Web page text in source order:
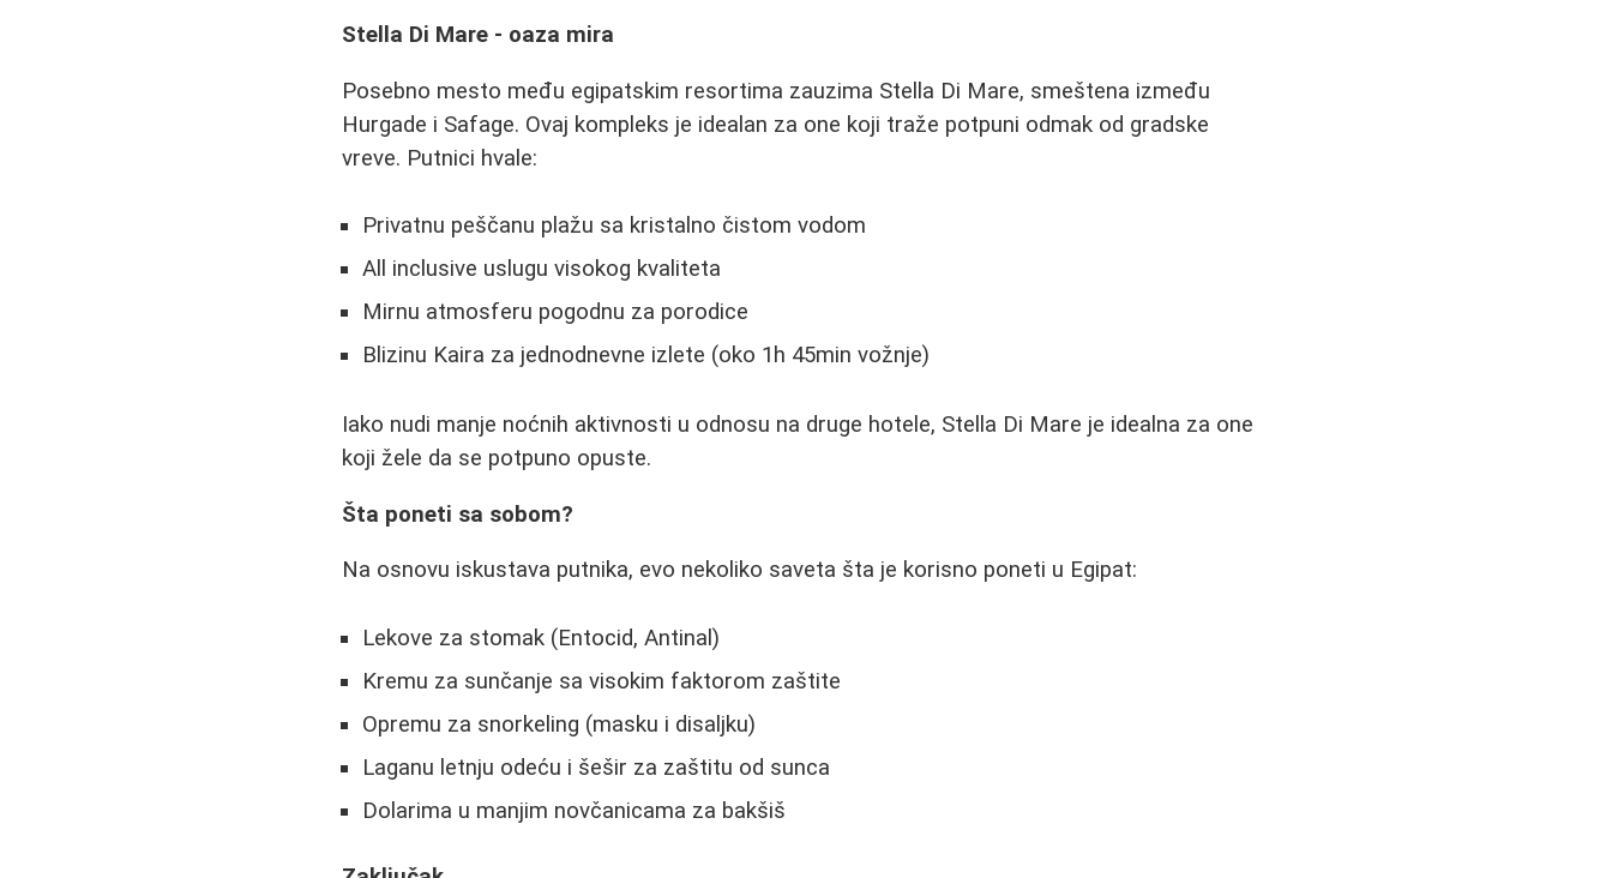
Stella Di Mare - oaza mira
Posebno mesto među egipatskim resortima zauzima Stella Di Mare, smeštena između
Hurgade i Safage. Ovaj kompleks je idealan za one koji traže potpuni odmak od gradske
vreve. Putnici hvale:
Privatnu peščanu plažu sa kristalno čistom vodom
All inclusive uslugu visokog kvaliteta
Mirnu atmosferu pogodnu za porodice
Blizinu Kaira za jednodnevne izlete (oko 1h 45min vožnje)
Iako nudi manje noćnih aktivnosti u odnosu na druge hotele, Stella Di Mare je idealna za one
koji žele da se potpuno opuste.
Šta poneti sa sobom?
Na osnovu iskustava putnika, evo nekoliko saveta šta je korisno poneti u Egipat:
Lekove za stomak (Entocid, Antinal)
Kremu za sunčanje sa visokim faktorom zaštite
Opremu za snorkeling (masku i disaljku)
Laganu letnju odeću i šešir za zaštitu od sunca
Dolarima u manjim novčanicama za bakšiš